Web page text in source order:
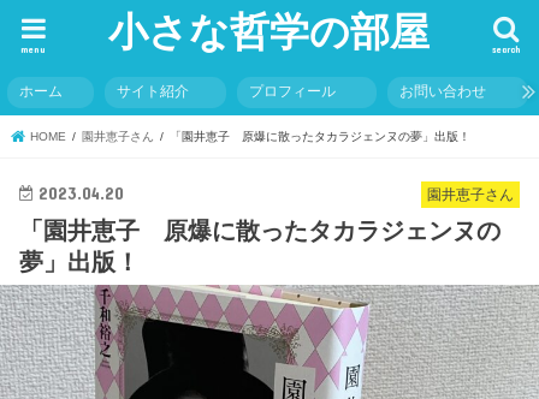
小さな哲学の部屋 search
menu
ホーム サイト紹介 プロフィール お問い合わせ
HOME 園井恵子さん 「園井恵子 原爆に散ったタカラジェンヌの夢」出版！
園井恵子さん
2023.04.20
「園井恵子 原爆に散ったタカラジェンヌの
夢」出版！